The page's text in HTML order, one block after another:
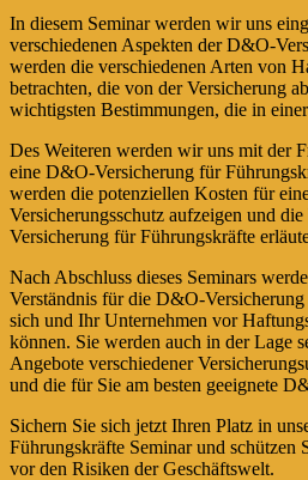
In diesem Seminar werden wir uns
verschiedenen Aspekten der D&O-
werden die verschiedenen Arten von
betrachten, die von der Versicherung
wichtigsten Bestimmungen, die in
Des Weiteren werden wir uns mit der
eine D&O-Versicherung für
werden die potenziellen Kosten für
Versicherungsschutz aufzeigen und
Versicherung für Führungskräfte
Nach Abschluss dieses Seminars
Verständnis für die D&O-
sich und Ihr Unternehmen vor
können. Sie werden auch in der Lage
Angebote verschiedener
und die für Sie am besten geeignete
Sichern Sie sich jetzt Ihren Platz in
Führungskräfte Seminar und schützen
vor den Risiken der Geschäftswelt.